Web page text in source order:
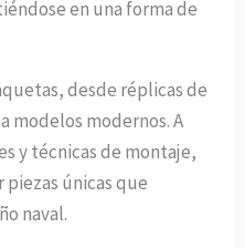
en una forma de
desde réplicas de
modelos modernos. A
y técnicas de montaje,
únicas que
naval.